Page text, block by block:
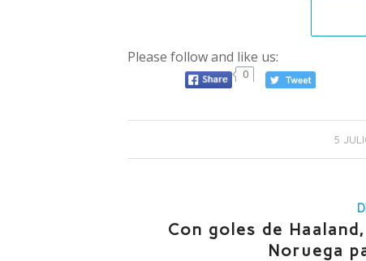
Please follow and like us:
0
5
Con goles de
Noruega